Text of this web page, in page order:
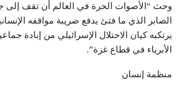
وحث “الأصوات الحرة في العالم أن تقف إلى
الصابر الذي ما فتئ يدفع ضريبة مواقفه
يرتكبه كيان الاحتلال الإسرائيلي من إبادة
الأبرياء في قطاع غزة”.
منظمة إنسان